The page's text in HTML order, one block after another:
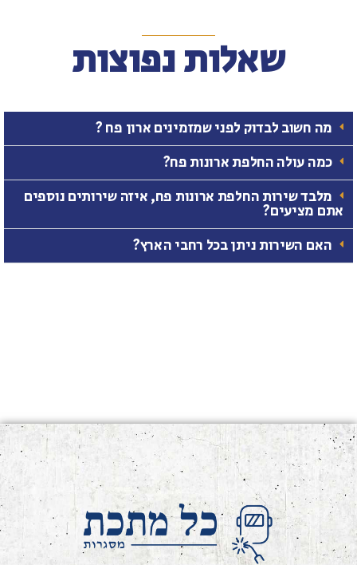
שאלות נפוצות
מה חשוב לבדוק לפני שמזמינים ארון פח ?
כמה עולה החלפת ארונות פח?
מלבד שירות החלפת ארונות פח, איזה שירותים נוספים
אתם מציעים?
האם השירות ניתן בכל רחבי הארץ?